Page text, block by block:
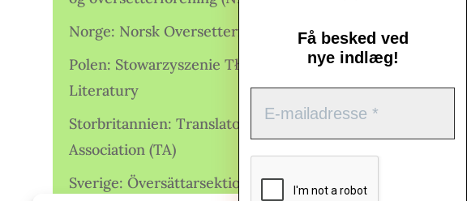
Få besked ved
nye indlæg!
Norge: Norsk Oversetterforening
Polen: Stowarzyszenie Tłumaczy
Literatury
Storbritannien: Translators
Association (TA)
Sverige: Översättarsektionen (Ö.)